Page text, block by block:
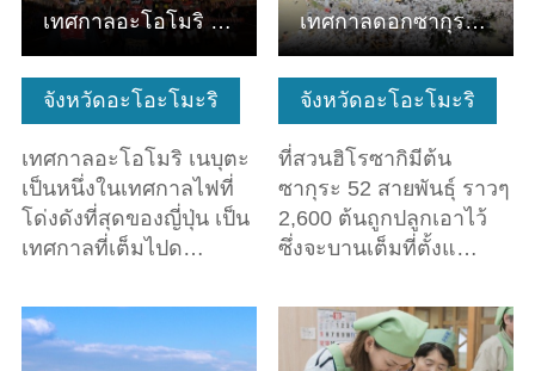
จังหวัดอะโอะโมะริ
เทศกาลอะโอโมริ เนบุตะ
เป็นหนึ่งในเทศกาลไฟที่
โด่งดังที่สุดของญี่ปุ่น เป็น
เทศกาลที่เต็มไปด…
เทศกาลอะโอโมริ เนบุตะ
จังหวัดอะโอะโมะริ
ที่สวนฮิโรซากิมีต้น
ซากุระ 52 สายพันธุ์ ราวๆ
2,600 ต้นถูกปลูกเอาไว้
ซึ่งจะบานเต็มที่ตั้งแ…
เทศกาลดอกซากุระฮิโรซากิ
ดูข้อมูลพื้นฐาน ดูข้อมูลพื้นฐาน